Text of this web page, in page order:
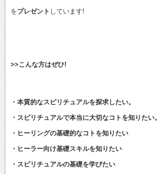
をプレゼント しています!
>>こんな方はぜひ!
・本質的なスピリチュアルを探求したい。
・スピリチュアルで本当に大切なコトを知りたい。
・ヒーリングの基礎的なコトを知りたい
・ヒーラー向け基礎スキルを知りたい
・スピリチュアルの基礎を学びたい